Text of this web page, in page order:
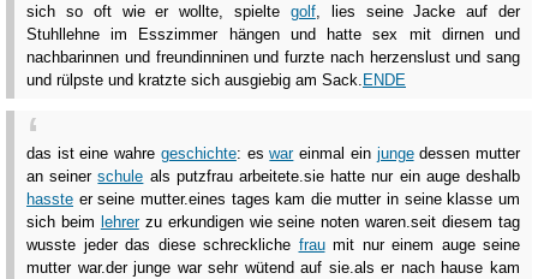
sich so oft wie er wollte, spielte golf, lies seine Jacke auf der
Stuhllehne im Esszimmer hängen und hatte sex mit dirnen und
nachbarinnen und freundinninen und furzte nach herzenslust und sang
und rülpste und kratzte sich ausgiebig am Sack. ENDE
das ist eine wahre geschichte: eswareinmal ein jungedessen mutter
an seinerschule als putzfrau arbeitete.sie hatte nur ein auge deshalb
hasste er seine mutter.eines tages kam die mutter in seine klasse um
sich beim lehrerzu erkundigen wie seine noten waren.seit diesem tag
wusste jeder das diese schreckliche fraumit nur einem auge seine
mutter war.der junge war sehr wütend auf sie.als er nach hause kam